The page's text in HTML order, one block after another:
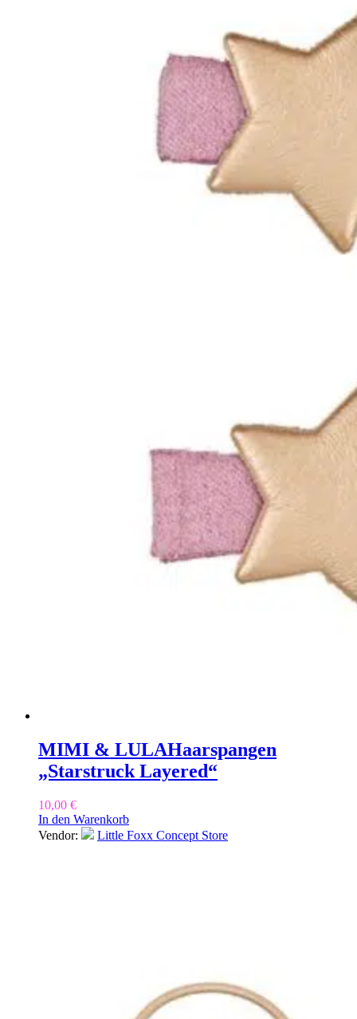
MIMI & LULAHaarspangen
„Starstruck Layered“
10,00 €
In den Warenkorb
Vendor:
Little Foxx Concept Store